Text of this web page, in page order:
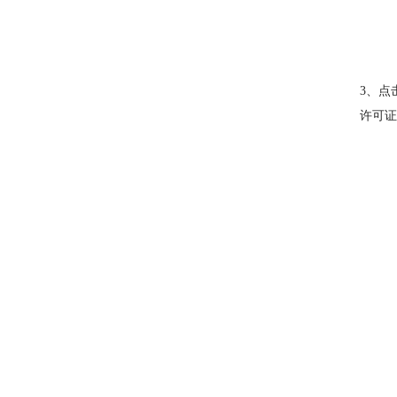
3、点
许可